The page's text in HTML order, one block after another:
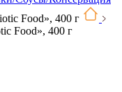
Food», 400 г
Food», 400 г